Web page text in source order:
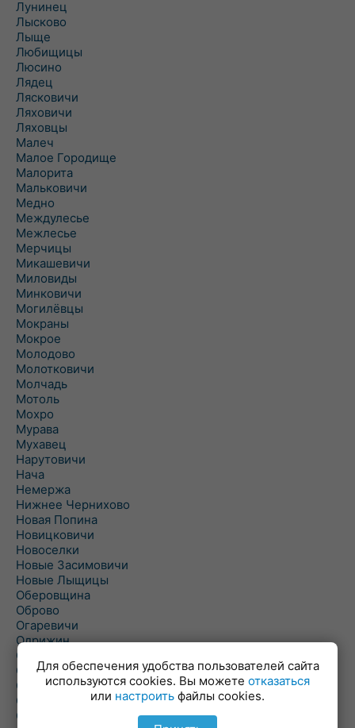
Лунинец
Лысково
Лыще
Любищицы
Люсино
Лядец
Лясковичи
Ляховичи
Ляховцы
Малеч
Малое Городище
Малорита
Мальковичи
Медно
Междулесье
Межлесье
Мерчицы
Микашевичи
Миловиды
Минковичи
Могилёвцы
Мокраны
Мокрое
Молодово
Молотковичи
Молчадь
Мотоль
Мохро
Мурава
Мухавец
Нарутовичи
Нача
Немержа
Нижнее Чернихово
Новая Попина
Новицковичи
Новоселки
Новые Засимовичи
Новые Лыщицы
Оберовщина
Оброво
Огаревичи
Одрижин
Оздамичи
Озяты
Олтуш
Ольманы
Ольпень
Для обеспечения удобства пользователей сайта
используются cookies. Вы можете отказаться
или настроить файлы cookies.